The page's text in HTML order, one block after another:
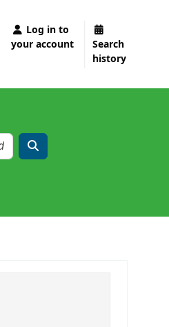
Log in to
your account
Search
history